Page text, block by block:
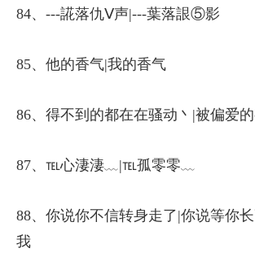
84、---誮落仇Ⅴ声|---葉落詪⑤影
85、他的香气|我的香气
86、得不到的都在在骚动丶|被偏爱的
87、℡心淒淒﹏|℡孤零零﹏
88、你说你不信转身走了|你说等你
我